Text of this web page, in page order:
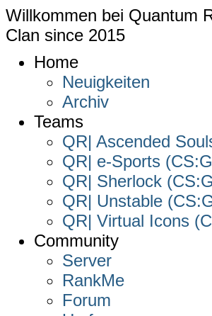
Willkommen bei Quantum
Clan since 2015
Home
Neuigkeiten
Archiv
Teams
QR| Ascended
QR| e-Sports
QR| Sherlock
QR| Unstable
QR| Virtual Icons
Community
Server
RankMe
Forum